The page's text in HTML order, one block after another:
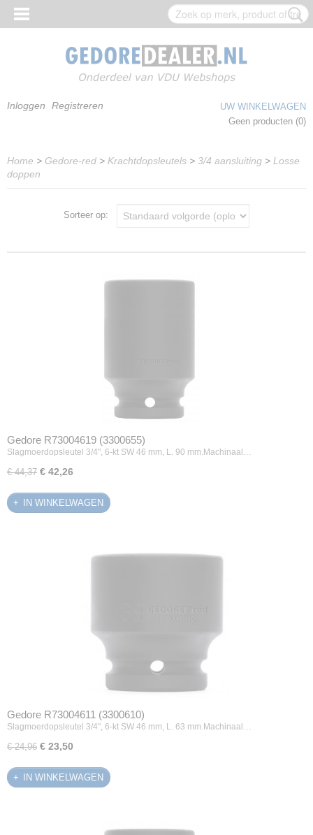
Inloggen Registreren
UW WINKELWAGEN
Geen producten (0)
Home > Gedore-red > Krachtdopsleutels > 3/4 aansluiting > Losse
doppen
Sorteer op:
Gedore R73004619 (3300655)
Slagmoerdopsleutel 3/4", 6-kt SW 46 mm, L. 90 mm.Machinaal…
€ 44,37 € 42,26
IN WINKELWAGEN
Gedore R73004611 (3300610)
Slagmoerdopsleutel 3/4", 6-kt SW 46 mm, L. 63 mm.Machinaal…
€ 24,96 € 23,50
IN WINKELWAGEN